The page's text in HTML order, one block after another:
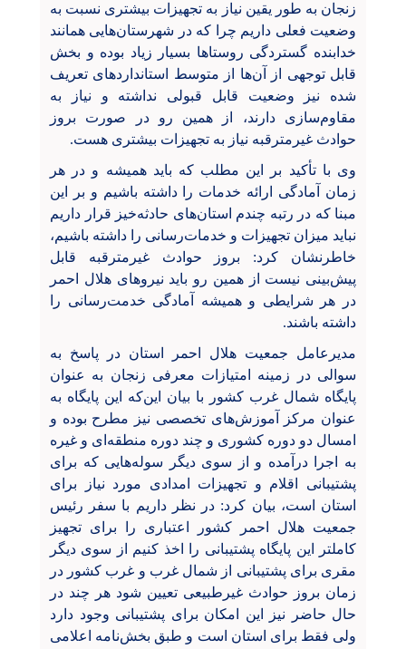
زنجان به طور یقین نیاز به تجهیزات بیشتری نسبت به
وضعیت فعلی داریم چرا که در شهرستان‌هایی همانند
خدابنده گستردگی روستاها بسیار زیاد بوده و بخش
قابل توجهی از آن‌ها از متوسط استانداردهای تعریف
شده نیز وضعیت قابل قبولی نداشته و نیاز به
مقاوم‌سازی دارند، از همین رو در صورت بروز
حوادث غیرمترقبه نیاز به تجهیزات بیشتری هست.
وی با تأکید بر این مطلب که باید همیشه و در هر
زمان آمادگی ارائه خدمات را داشته باشیم و بر این
مبنا که در رتبه چندم استان‌های حادثه‌خیز قرار داریم
نباید میزان تجهیزات و خدمات‌رسانی را داشته باشیم،
خاطرنشان کرد: بروز حوادث غیرمترقبه قابل
پیش‌بینی نیست از همین رو باید نیروهای هلال احمر
در هر شرایطی و همیشه آمادگی خدمت‌رسانی را
داشته باشند.
مدیرعامل جمعیت هلال احمر استان در پاسخ به
سوالی در زمینه امتیازات معرفی زنجان به عنوان
پایگاه شمال غرب کشور با بیان این‌که این پایگاه به
عنوان مرکز آموزش‌های تخصصی نیز مطرح بوده و
امسال دو دوره کشوری و چند دوره منطقه‌ای و غیره
به اجرا درآمده و از سوی دیگر سوله‌هایی که برای
پشتیبانی اقلام و تجهیزات امدادی مورد نیاز برای
استان است، بیان کرد: در نظر داریم با سفر رئیس
جمعیت هلال احمر کشور اعتباری را برای تجهیز
کاملتر این پایگاه پشتیبانی را اخذ کنیم از سوی دیگر
مقری برای پشتیبانی از شمال غرب و غرب کشور در
زمان بروز حوادث غیرطبیعی تعیین شود هر چند در
حال حاضر نیز این امکان برای پشتیبانی وجود دارد
ولی فقط برای استان است و طبق بخش‌نامه اعلامی